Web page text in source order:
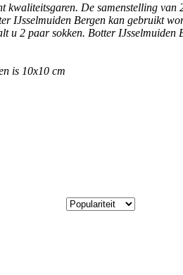
kwaliteitsgaren. De samenstelling
IJsselmuiden Bergen kan gebruikt
u 2 paar sokken. Botter IJsselmuiden
is 10x10 cm